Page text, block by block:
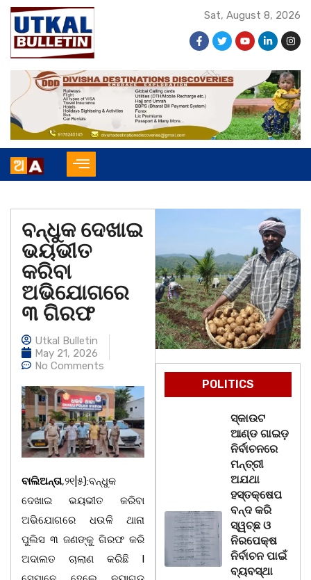
Sat, August 8, 2026
ବନ୍ଧୁକ ଦେଖାଇ
ଭୟଭୀତ
କରିବା
ଅଭିଯୋଗରେ
୩ ଗିରଫ
Utkal Bulletin
May 21, 2026
No Comments
ବାଲିଅନ୍ତା,୨୧|୫):ବନ୍ଧୁକ
ଦେଖାଇ ଭୟଭୀତ କରିବା
ଅଭିଯୋଗରେ ଧଉଳି ଥାନା
ପୁଲିସ ୩ ଜଣଙ୍କୁ ଗିରଫ କରି
ଅଦାଲତ ଚାଲାଣ କରିଛି l
POLITICS
ସ୍କାଉଟ
ଆଣ୍ଡ ଗାଇଡ଼
ନିର୍ବାଚନରେ
ମନ୍ତ୍ରୀ
ଅଯଥା
ହସ୍ତକ୍ଷେପ
ବନ୍ଦ କରି
ସ୍ୱଚ୍ଛ ଓ
ନିରପେକ୍ଷ
ନିର୍ବାଚନ ପାଇଁ
ବ୍ୟବସ୍ଥା